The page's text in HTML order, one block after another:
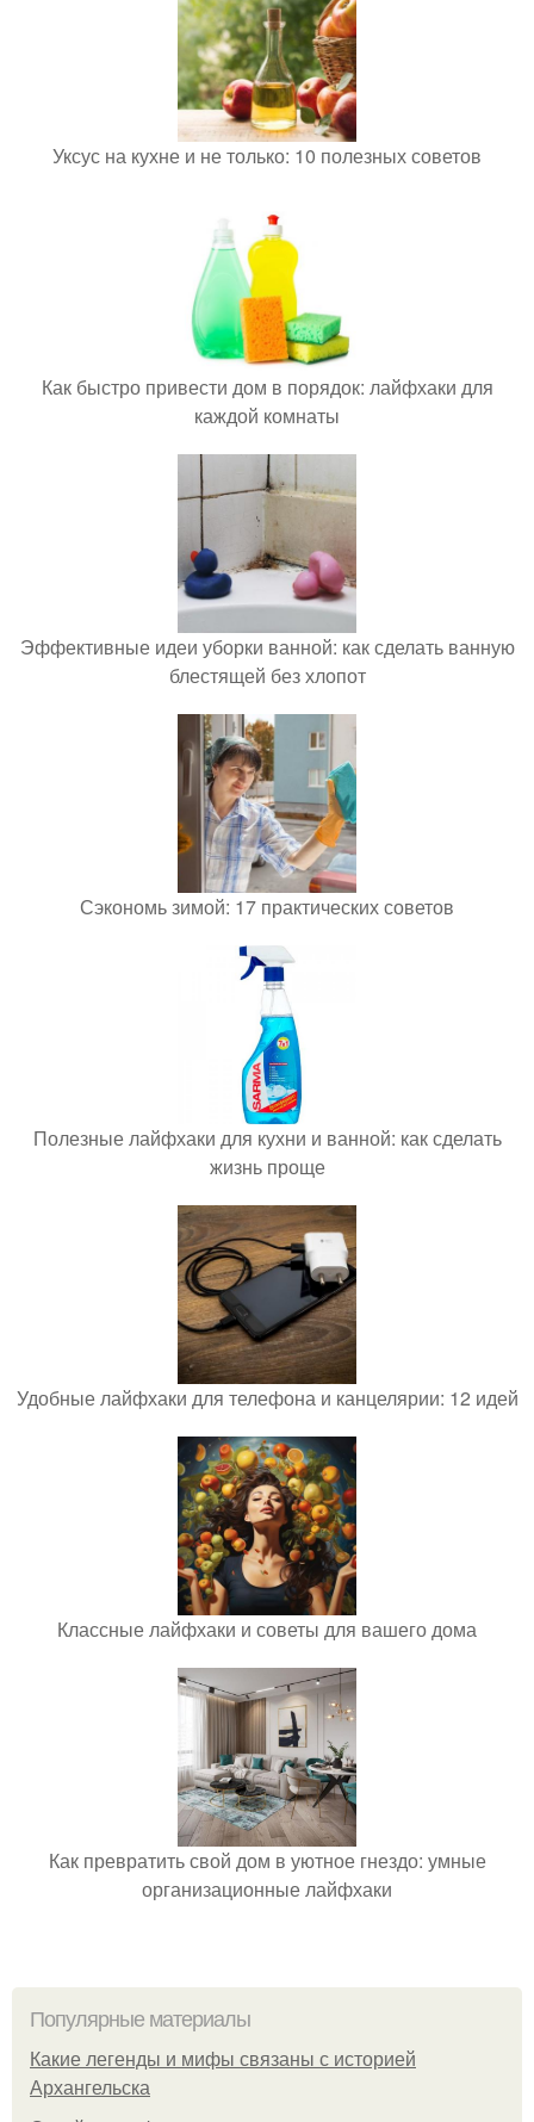
Уксус на кухне и не только: 10 полезных советов
Как быстро привести дом в порядок: лайфхаки для
каждой комнаты
Эффективные идеи уборки ванной: как сделать ванную
блестящей без хлопот
Сэкономь зимой: 17 практических советов
Полезные лайфхаки для кухни и ванной: как сделать
жизнь проще
Удобные лайфхаки для телефона и канцелярии: 12 идей
Классные лайфхаки и советы для вашего дома
Как превратить свой дом в уютное гнездо: умные
организационные лайфхаки
Популярные материалы
Какие легенды и мифы связаны с историей
Архангельска